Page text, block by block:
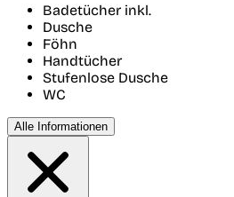
Badetücher inkl.
Dusche
Föhn
Handtücher
Stufenlose Dusche
WC
Alle Informationen